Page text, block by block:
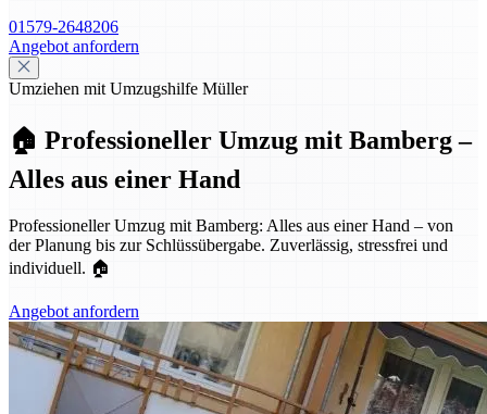
01579-2648206
Angebot anfordern
Umziehen mit Umzugshilfe Müller
🏠 Professioneller Umzug mit Bamberg –
Alles aus einer Hand
Professioneller Umzug mit Bamberg: Alles aus einer Hand – von
der Planung bis zur Schlüssübergabe. Zuverlässig, stressfrei und
individuell. 🏠
Angebot anfordern